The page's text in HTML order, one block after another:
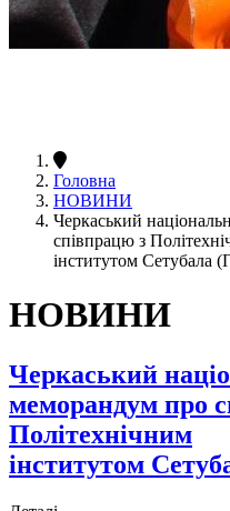
Головна
НОВИНИ
Черкаський
співпрацю з
інститутом Сетубала
НОВИНИ
Черкаський
меморандум про
Політехнічним
інститутом